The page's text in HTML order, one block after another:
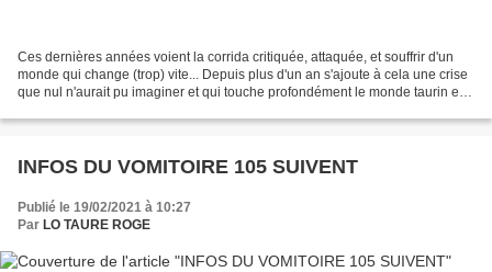
Ces dernières années voient la corrida critiquée, attaquée, et souffrir d'un
monde qui change (trop) vite... Depuis plus d'un an s'ajoute à cela une crise
que nul n'aurait pu imaginer et qui touche profondément le monde taurin et
INFOS DU VOMITOIRE 105 SUIVENT
Publié le 19/02/2021 à 10:27
Par LO TAURE ROGE